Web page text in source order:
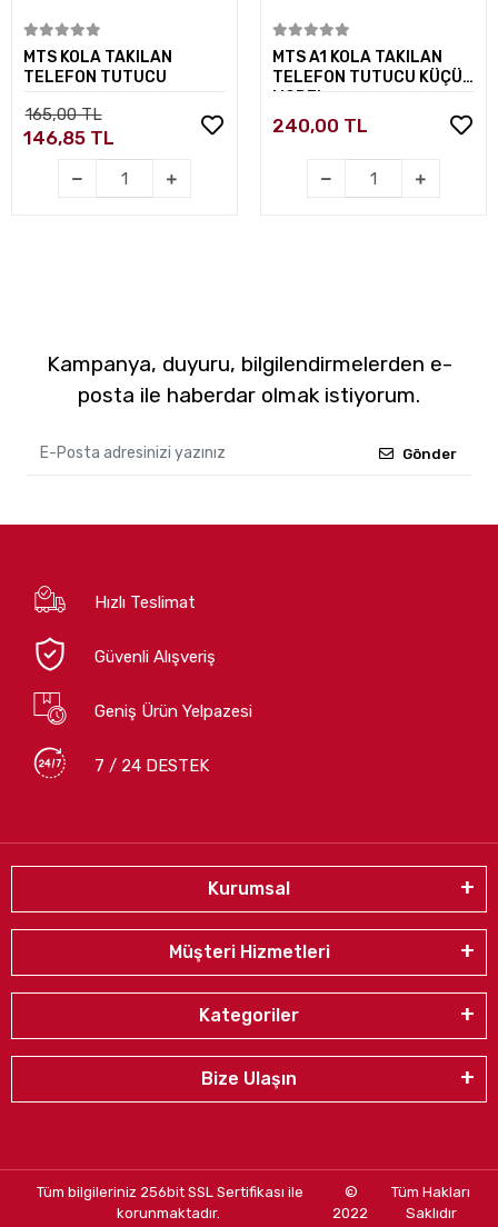
Sepete Ekle
MTS KOLA TAKILAN
TELEFON TUTUCU
165,00 TL
146,85 TL
Sepete Ekle
MTS A1 KOLA TAKILAN
TELEFON TUTUCU KÜÇÜK
MODEL
240,00 TL
Kampanya, duyuru, bilgilendirmelerden e-
posta ile haberdar olmak istiyorum.
Gönder
Hızlı Teslimat
Güvenli Alışveriş
Geniş Ürün Yelpazesi
7 / 24 DESTEK
Kurumsal
Müşteri Hizmetleri
Kategoriler
Bize Ulaşın
Tüm bilgileriniz 256bit SSL Sertifikası ile
korunmaktadır.
©
2022
Tüm Hakları
Saklıdır